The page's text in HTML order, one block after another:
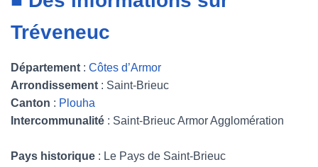
Tréveneuc
Département : Côtes d’Armor
Arrondissement : Saint-Brieuc
Canton : Plouha
Intercommunalité : Saint-Brieuc Armor Agglomération
Pays historique : Le Pays de Saint-Brieuc